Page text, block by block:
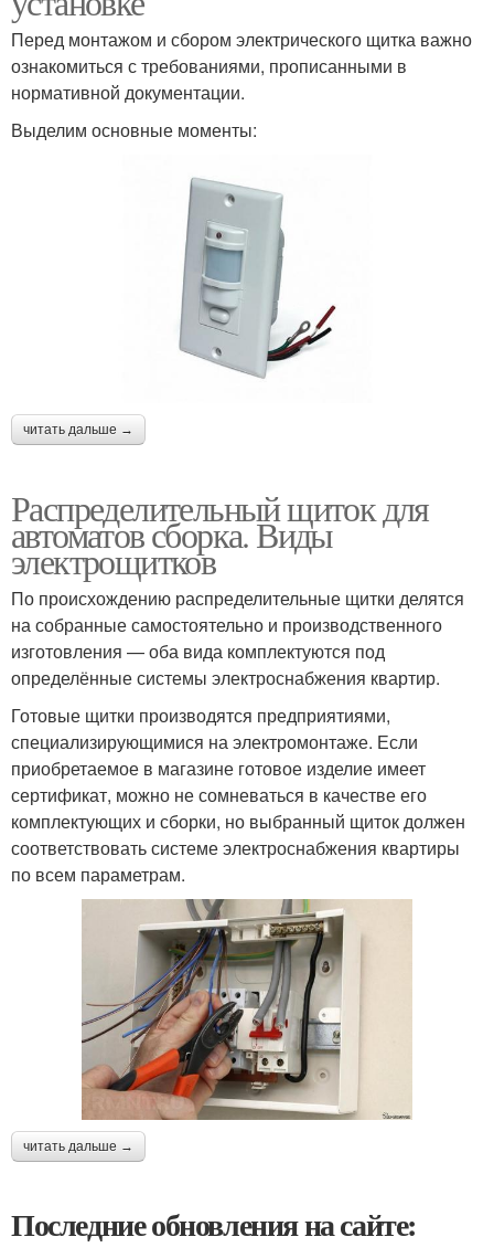
Перед монтажом и сбором электрического щитка важно
ознакомиться с требованиями, прописанными в
нормативной документации.
Выделим основные моменты:
читать дальше →
Распределительный щиток для
автоматов сборка. Виды
электрощитков
По происхождению распределительные щитки делятся
на собранные самостоятельно и производственного
изготовления — оба вида комплектуются под
определённые системы электроснабжения квартир.
Готовые щитки производятся предприятиями,
специализирующимися на электромонтаже. Если
приобретаемое в магазине готовое изделие имеет
сертификат, можно не сомневаться в качестве его
комплектующих и сборки, но выбранный щиток должен
соответствовать системе электроснабжения квартиры
по всем параметрам.
читать дальше →
Последние обновления на сайте: